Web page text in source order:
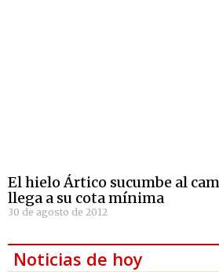
El hielo Ártico sucumbe al
llega a su cota mínima
30 de agosto de 2012
Noticias de hoy